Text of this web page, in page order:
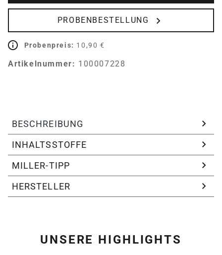
PROBENBESTELLUNG
Probenpreis: 10,90 €
Artikelnummer: 100007228
BESCHREIBUNG
INHALTSSTOFFE
MILLER-TIPP
HERSTELLER
UNSERE HIGHLIGHTS